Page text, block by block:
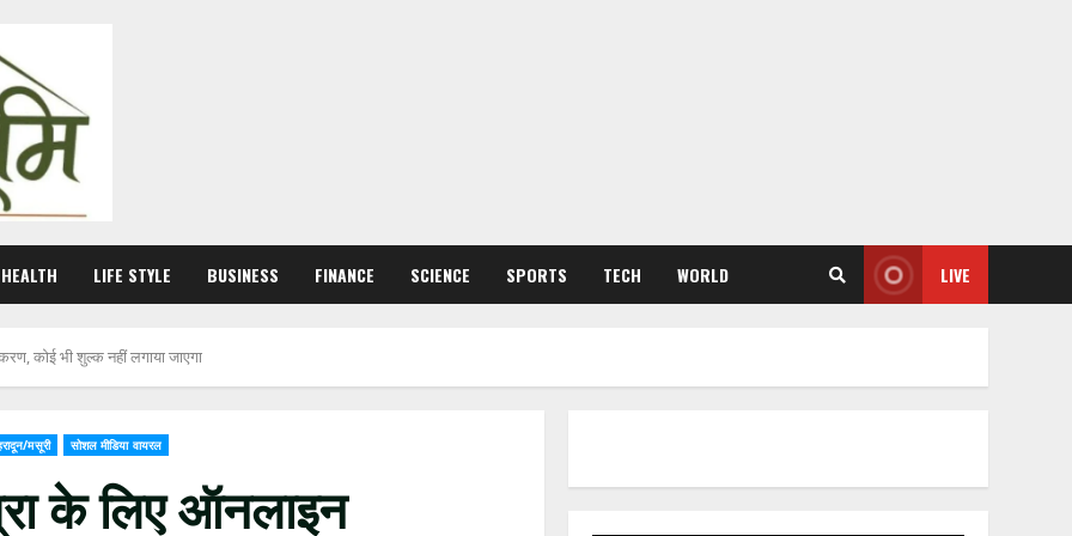
HEALTH LIFE STYLE BUSINESS FINANCE SCIENCE SPORTS TECH WORLD LIVE
कोई भी शुल्क नहीं लगाया जाएगा
मसूरी सोशल मीडिया वायरल
के लिए ऑनलाइन